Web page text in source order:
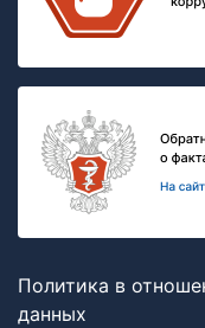
Политика в
данных